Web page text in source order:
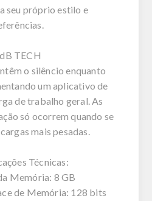
seu próprio estilo e
TECH
o silêncio enquanto
um aplicativo de
de trabalho geral. As
só ocorrem quando se
mais pesadas.
Técnicas:
Memória: 8 GB
de Memória: 128 bits